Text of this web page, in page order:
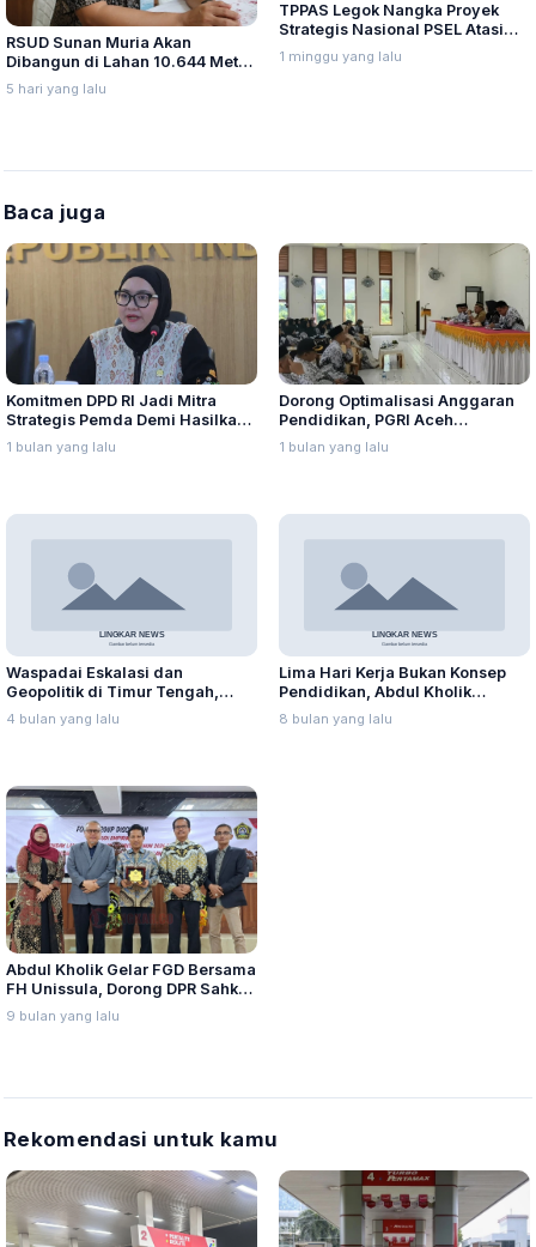
RSUD Sunan Muria Akan
Dibangun di Lahan 10.644 Meter
Persegi, Perizinan Mulai Diurus
5 hari yang lalu
TPPAS Legok Nangka Proyek
Strategis Nasional PSEL Atasi
Sampah di Bandung Raya
1 minggu yang lalu
Baca juga
Komitmen DPD RI Jadi Mitra
Strategis Pemda Demi Hasilkan
Perda Berkualitas
1 bulan yang lalu
Dorong Optimalisasi Anggaran
Pendidikan, PGRI Aceh
Sampaikan Rekomendasi ke DPD
1 bulan yang lalu
Waspadai Eskalasi dan
Geopolitik di Timur Tengah,
Kemenhaj RI Siapkan Skenario
Mitigasi
4 bulan yang lalu
Lima Hari Kerja Bukan Konsep
Pendidikan, Abdul Kholik
Dukung Kembalikan Sekolah
Enam Hari
8 bulan yang lalu
Abdul Kholik Gelar FGD Bersama
FH Unissula, Dorong DPR Sahkan
RUU Perampasan Aset
9 bulan yang lalu
Rekomendasi untuk kamu